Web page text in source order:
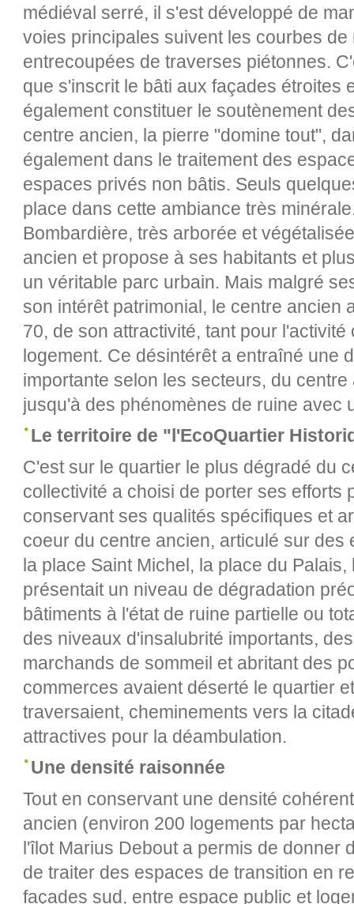
médiéval serré, il s'est développé de
voies principales suivent les courbes de
entrecoupées de traverses piétonnes.
que s'inscrit le bâti aux façades étroites
également constituer le soutènement
centre ancien, la pierre "domine tout",
également dans le traitement des
espaces privés non bâtis. Seuls
place dans cette ambiance très
Bombardière, très arborée et
ancien et propose à ses habitants et
un véritable parc urbain. Mais malgré
son intérêt patrimonial, le centre ancien
70, de son attractivité, tant pour
logement. Ce désintérêt a entraîné une
importante selon les secteurs, du
jusqu'à des phénomènes de ruine avec
Le territoire de "l'EcoQuartier
C'est sur le quartier le plus dégradé du
collectivité a choisi de porter ses efforts
conservant ses qualités spécifiques et
coeur du centre ancien, articulé sur des
la place Saint Michel, la place du
présentait un niveau de dégradation
bâtiments à l'état de ruine partielle ou
des niveaux d'insalubrité importants,
marchands de sommeil et abritant des
commerces avaient déserté le quartier
traversaient, cheminements vers la
attractives pour la déambulation.
Une densité raisonnée
Tout en conservant une densité
ancien (environ 200 logements par
l'îlot Marius Debout a permis de donner
de traiter des espaces de transition en
façades sud, entre espace public et